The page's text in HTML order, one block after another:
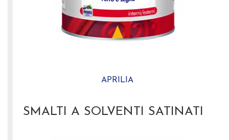
APRILIA
SMALTI A SOLVENTI SATINATI